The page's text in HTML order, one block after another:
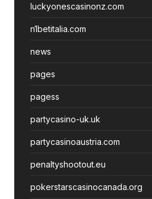
luckyonescasinonz.com
n1betitalia.com
news
pages
pagess
partycasino-uk.uk
partycasinoaustria.com
penaltyshootout.eu
pokerstarscasinocanada.org